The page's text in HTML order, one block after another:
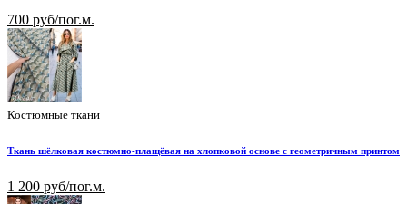
700 руб/пог.м.
Костюмные ткани
Ткань шёлковая костюмно-плащёвая на хлопковой основе с геометричным принтом
1 200 руб/пог.м.